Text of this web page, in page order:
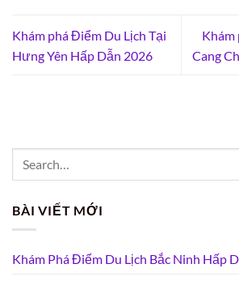
Khám phá Điểm Du Lịch Tại
Hưng Yên Hấp Dẫn 2026
Khám
Cang
BÀI VIẾT MỚI
Khám Phá Điểm Du Lịch Bắc Ninh Hấp